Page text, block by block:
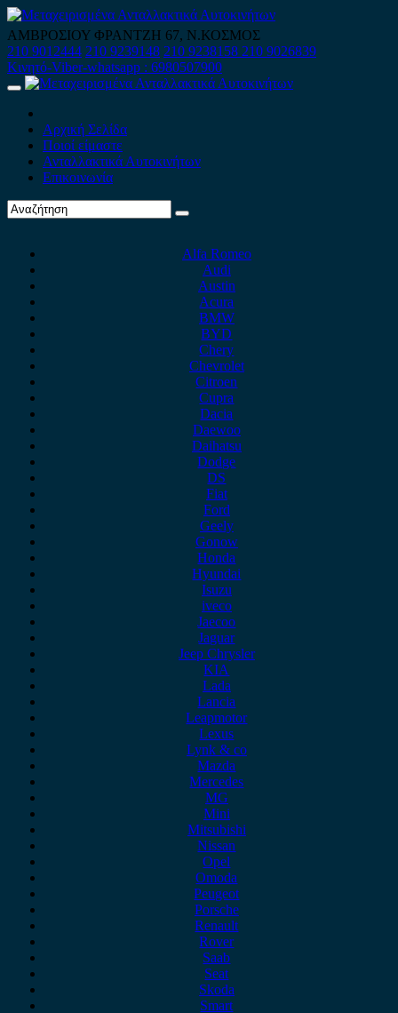
Skip
to
content
ΑΜΒΡΟΣΙΟΥ ΦΡΑΝΤΖΗ 67, Ν.ΚΟΣΜΟΣ
210 9012444 210 9239148 210 9238158 210 9026839
Κινητό-Viber-whatsapp : 6980507900
Primary
Αρχική Σελίδα
Ποιοί είμαστε
Ανταλλακτικά Αυτοκινήτων
Επικοινωνία
Alfa Romeo
Audi
Austin
Acura
BMW
BYD
Chery
Chevrolet
Citroen
Cupra
Dacia
Daewoo
Daihatsu
Dodge
DS
Fiat
Ford
Geely
Gonow
Honda
Hyundai
Isuzu
iveco
Jaecoo
Jaguar
Jeep Chrysler
KIA
Lada
Lancia
Leapmotor
Lexus
Lynk & co
Mazda
Mercedes
MG
Mini
Mitsubishi
Nissan
Opel
Omoda
Peugeot
Porsche
Renault
Rover
Saab
Seat
Skoda
Smart